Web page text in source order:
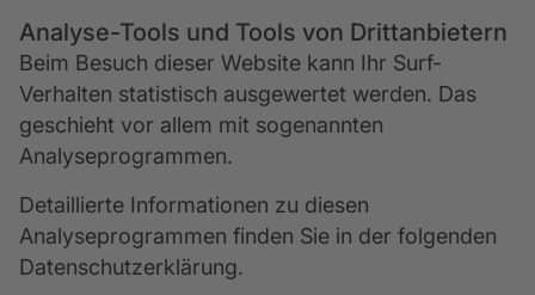
Analyse-Tools und Tools von Dritt­anbietern
Beim Besuch dieser Website kann Ihr Surf-
Verhalten statistisch ausgewertet werden. Das
geschieht vor allem mit sogenannten
Analyseprogrammen.
Detaillierte Informationen zu diesen
Analyseprogrammen finden Sie in der folgenden
Datenschutzerklärung.